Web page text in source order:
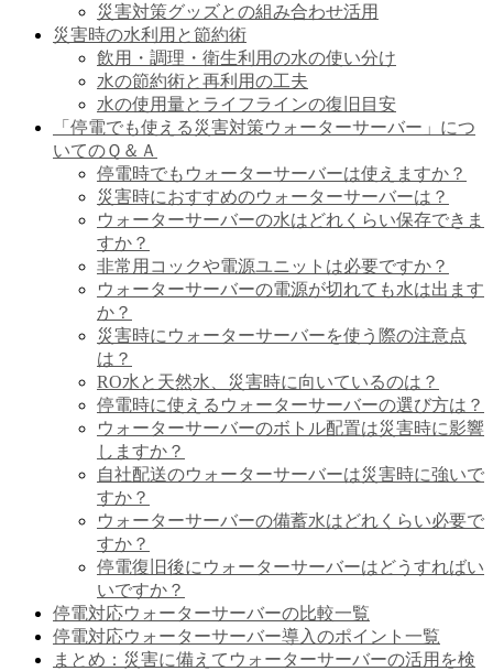
災害対策グッズとの組み合わせ活用
災害時の水利用と節約術
飲用・調理・衛生利用の水の使い分け
水の節約術と再利用の工夫
水の使用量とライフラインの復旧目安
「停電でも使える災害対策ウォーターサーバー」につ
いてのＱ＆Ａ
停電時でもウォーターサーバーは使えますか？
災害時におすすめのウォーターサーバーは？
ウォーターサーバーの水はどれくらい保存できま
すか？
非常用コックや電源ユニットは必要ですか？
ウォーターサーバーの電源が切れても水は出ます
か？
災害時にウォーターサーバーを使う際の注意点
は？
RO水と天然水、災害時に向いているのは？
停電時に使えるウォーターサーバーの選び方は？
ウォーターサーバーのボトル配置は災害時に影響
しますか？
自社配送のウォーターサーバーは災害時に強いで
すか？
ウォーターサーバーの備蓄水はどれくらい必要で
すか？
停電復旧後にウォーターサーバーはどうすればい
いですか？
停電対応ウォーターサーバーの比較一覧
停電対応ウォーターサーバー導入のポイント一覧
まとめ：災害に備えてウォーターサーバーの活用を検